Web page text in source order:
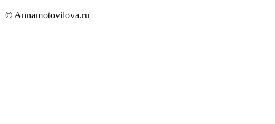
© Annamotovilova.ru